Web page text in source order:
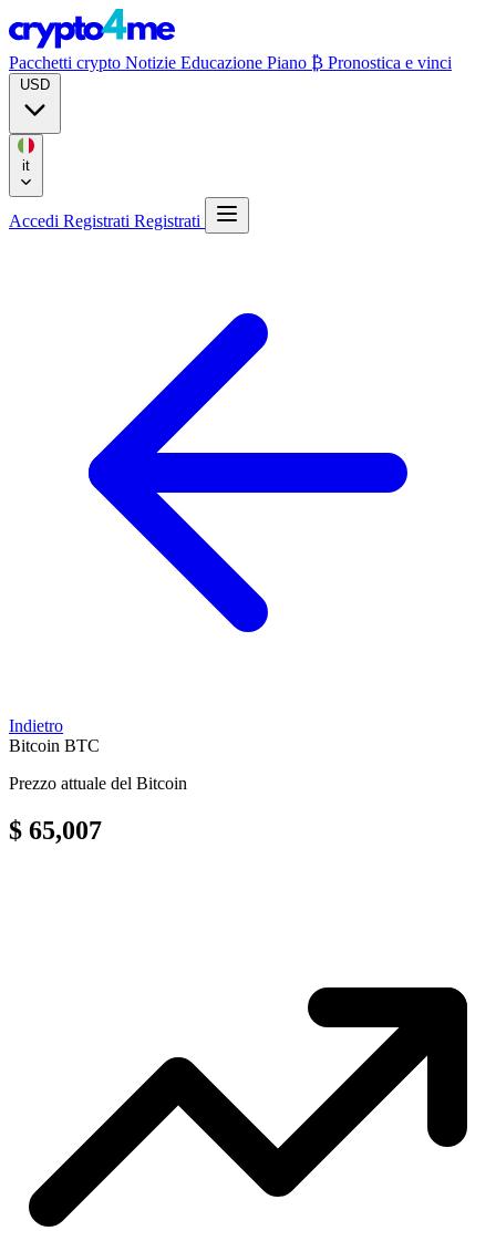
Pacchetti crypto Notizie Educazione Piano ₿ Pronostica e vinci
Accedi Registrati Registrati
Indietro
Bitcoin BTC
Prezzo attuale del Bitcoin
$ 65,007